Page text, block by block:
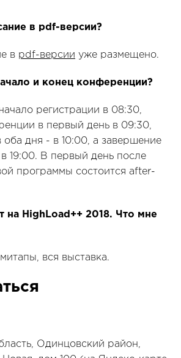
в pdf-версии?
в pdf-версии уже размещено.
и конец конференции?
регистрации в 08:30,
в первый день в 09:30,
оба дня - в 10:00, а завершение
19:00. В первый день после
программы состоится after-
на HighLoad++ 2018. Что мне
вся выставка.
Одинцовский район,